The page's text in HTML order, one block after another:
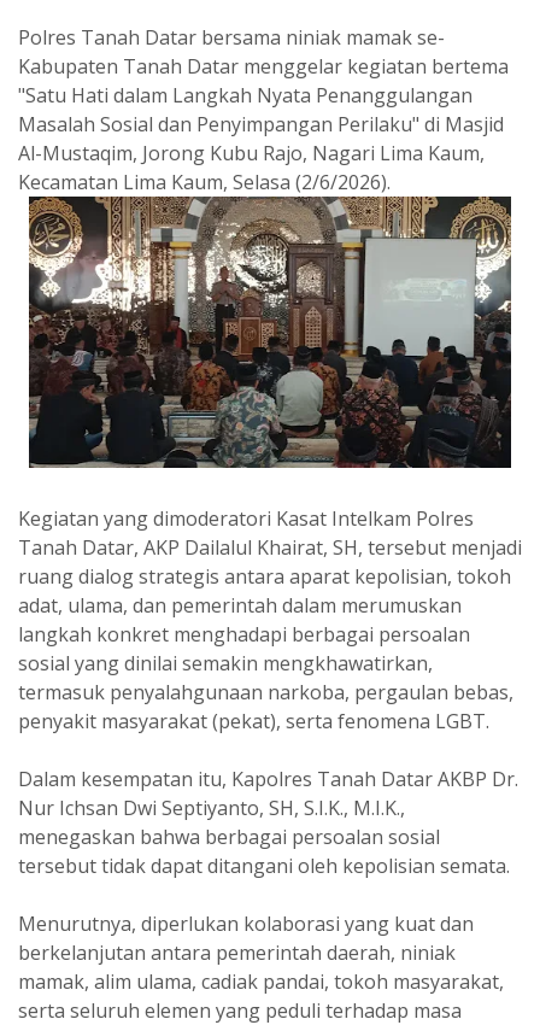
Polres Tanah Datar bersama niniak mamak se-
Kabupaten Tanah Datar menggelar kegiatan bertema
"Satu Hati dalam Langkah Nyata Penanggulangan
Masalah Sosial dan Penyimpangan Perilaku" di Masjid
Al-Mustaqim, Jorong Kubu Rajo, Nagari Lima Kaum,
Kecamatan Lima Kaum, Selasa (2/6/2026).
Kegiatan yang dimoderatori Kasat Intelkam Polres
Tanah Datar, AKP Dailalul Khairat, SH, tersebut menjadi
ruang dialog strategis antara aparat kepolisian, tokoh
adat, ulama, dan pemerintah dalam merumuskan
langkah konkret menghadapi berbagai persoalan
sosial yang dinilai semakin mengkhawatirkan,
termasuk penyalahgunaan narkoba, pergaulan bebas,
penyakit masyarakat (pekat), serta fenomena LGBT.
Dalam kesempatan itu, Kapolres Tanah Datar AKBP Dr.
Nur Ichsan Dwi Septiyanto, SH, S.I.K., M.I.K.,
menegaskan bahwa berbagai persoalan sosial
tersebut tidak dapat ditangani oleh kepolisian semata.
Menurutnya, diperlukan kolaborasi yang kuat dan
berkelanjutan antara pemerintah daerah, niniak
mamak, alim ulama, cadiak pandai, tokoh masyarakat,
serta seluruh elemen yang peduli terhadap masa